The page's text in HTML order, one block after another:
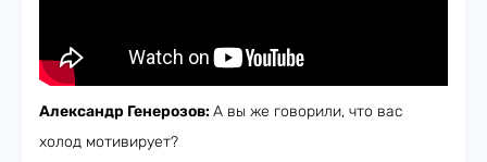
Александр Генерозов:А вы же говорили, что вас
холод мотивирует?